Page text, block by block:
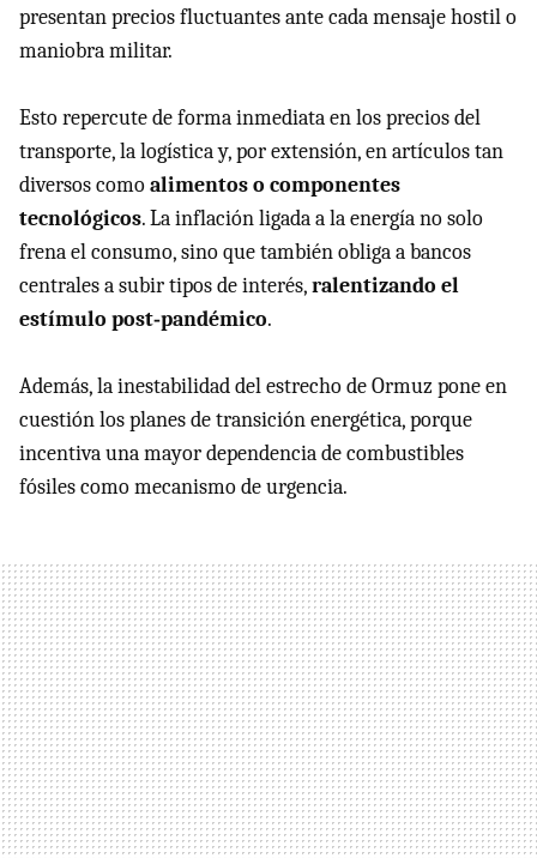
presentan precios fluctuantes ante cada mensaje hostil o
maniobra militar.
Esto repercute de forma inmediata en los precios del
transporte, la logística y, por extensión, en artículos tan
diversos comoalimentos o componentes
tecnológicos. La inflación ligada a la energía no solo
frena el consumo, sino que también obliga a bancos
centrales a subir tipos de interés,ralentizando el
estímulo post‑pandémico.
Además, la inestabilidad del estrecho de Ormuz pone en
cuestión los planes de transición energética, porque
incentiva una mayor dependencia de combustibles
fósiles como mecanismo de urgencia.